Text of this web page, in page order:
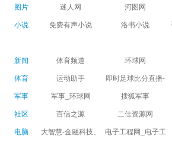
图片
迷人网 河图网
小说
免费有声小说 洛书小说
新闻 体育频道 环球网
体育
运动助手
即时足球比分直播-
精准赛程赛果及角
军事
军事_环球网 搜狐军事
社区
百信之源 二佳资源网
电脑
大智慧-金融科技、
电子工程网_电子工